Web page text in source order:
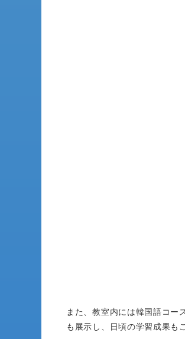
また、教室内には韓国語コー
も展示し、日頃の学習成果も